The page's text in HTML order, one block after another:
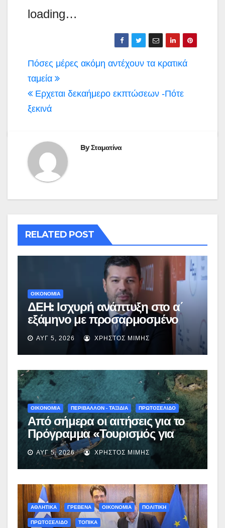
loading…
Πλοήγηση
άρθρων
Πόσες μέρες ακόμη αντέχουν τα κρατικά
ταμεία
Ερχεται δεκαήμερο εκπτώσεων -Πότε
ξεκινά
ByΣταματίνα
RELATED POST
ΟΙΚΟΝΟΜΙΑ
ΔΕΗ: Ισχυρή ανάπτυξη στο α΄
εξάμηνο με προσαρμοσμένο
EBITDA στα €1,2 δισ.
ΑΥΓ 5, 2026 ΧΡΉΣΤΟΣ ΜΊΜΗΣ
ΟΙΚΟΝΟΜΙΑ ΠΕΡΙΒΑΛΛΟΝ - ΤΑΞΙΔΙΑ ΠΡΩΤΟΣΕΛΙΔΟ
Από σήμερα οι αιτήσεις για το
Πρόγραμμα «Τουρισμός για
Όλους 2026-2027» – Πότε λήγει
η προσθεσμία
ΑΥΓ 5, 2026 ΧΡΉΣΤΟΣ ΜΊΜΗΣ
ΑΘΛΗΤΙΚΑ ΓΡΕΒΕΝΑ ΟΙΚΟΝΟΜΙΑ ΠΟΛΙΤΙΚΗ
ΠΡΩΤΟΣΕΛΙΔΟ ΤΟΠΙΚΑ